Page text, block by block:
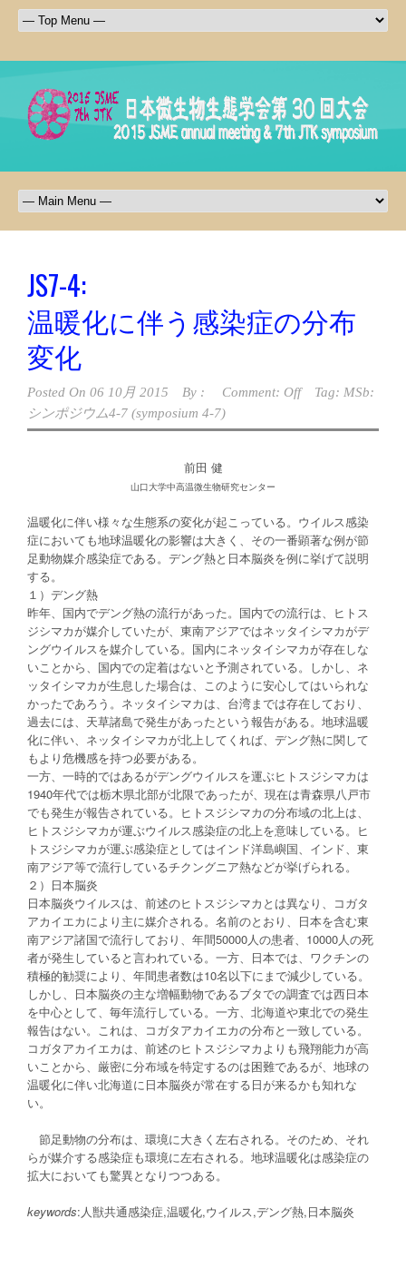
JS7-4:
温暖化に伴う感染症の分布
変化
Posted On 06 10月 2015 By : Comment: Off Tag: MSb:
シンポジウム4-7 (symposium 4-7)
前田 健
山口大学中高温微生物研究センター
温暖化に伴い様々な生態系の変化が起こっている。ウイルス感染
症においても地球温暖化の影響は大きく、その一番顕著な例が節
足動物媒介感染症である。デング熱と日本脳炎を例に挙げて説明
する。
１）デング熱
昨年、国内でデング熱の流行があった。国内での流行は、ヒトス
ジシマカが媒介していたが、東南アジアではネッタイシマカがデ
ングウイルスを媒介している。国内にネッタイシマカが存在しな
いことから、国内での定着はないと予測されている。しかし、ネ
ッタイシマカが生息した場合は、このように安心してはいられな
かったであろう。ネッタイシマカは、台湾までは存在しており、
過去には、天草諸島で発生があったという報告がある。地球温暖
化に伴い、ネッタイシマカが北上してくれば、デング熱に関して
もより危機感を持つ必要がある。
一方、一時的ではあるがデングウイルスを運ぶヒトスジシマカは
1940年代では栃木県北部が北限であったが、現在は青森県八戸市
でも発生が報告されている。ヒトスジシマカの分布域の北上は、
ヒトスジシマカが運ぶウイルス感染症の北上を意味している。ヒ
トスジシマカが運ぶ感染症としてはインド洋島嶼国、インド、東
南アジア等で流行しているチクングニア熱などが挙げられる。
２）日本脳炎
日本脳炎ウイルスは、前述のヒトスジシマカとは異なり、コガタ
アカイエカにより主に媒介される。名前のとおり、日本を含む東
南アジア諸国で流行しており、年間50000人の患者、10000人の死
者が発生していると言われている。一方、日本では、ワクチンの
積極的勧奨により、年間患者数は10名以下にまで減少している。
しかし、日本脳炎の主な増幅動物であるブタでの調査では西日本
を中心として、毎年流行している。一方、北海道や東北での発生
報告はない。これは、コガタアカイエカの分布と一致している。
コガタアカイエカは、前述のヒトスジシマカよりも飛翔能力が高
いことから、厳密に分布域を特定するのは困難であるが、地球の
温暖化に伴い北海道に日本脳炎が常在する日が来るかも知れな
い。
節足動物の分布は、環境に大きく左右される。そのため、それ
らが媒介する感染症も環境に左右される。地球温暖化は感染症の
拡大においても驚異となりつつある。
keywords:人獣共通感染症,温暖化,ウイルス,デング熱,日本脳炎